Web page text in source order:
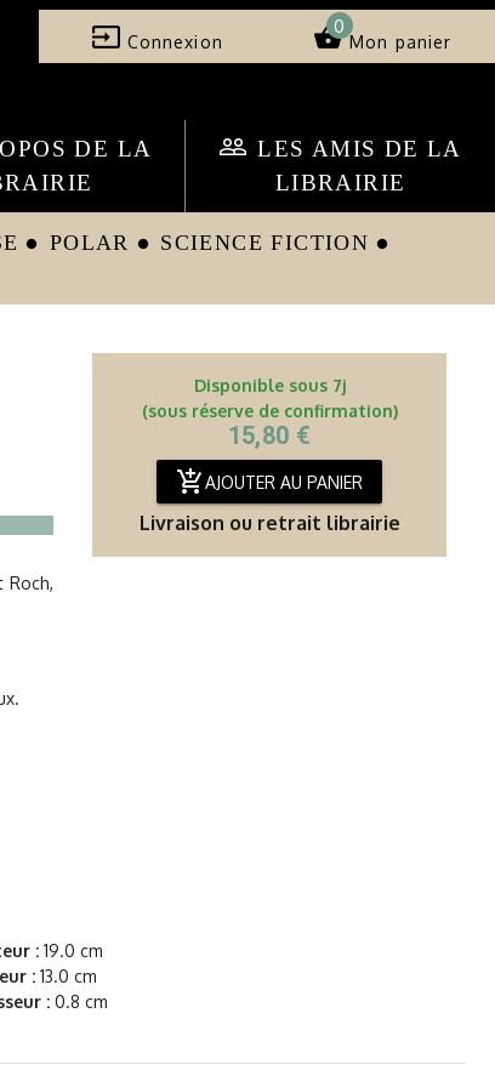
input Connexion shopping_basket
0
Mon panier
DE LA
people_outline LES AMIS DE LA
LIBRAIRIE
circle POLAR circle SCIENCE FICTION circle
Roch,
Disponible sous 7j
(sous réserve de confirmation)
15,80 €
add_shopping_cartAJOUTER AU PANIER
Livraison ou retrait librairie
: 19.0 cm
: 13.0 cm
: 0.8 cm